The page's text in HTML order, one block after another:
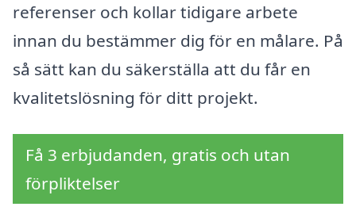
referenser och kollar tidigare arbete
innan du bestämmer dig för en målare. På
så sätt kan du säkerställa att du får en
kvalitetslösning för ditt projekt.
Få 3 erbjudanden, gratis och utan
förpliktelser